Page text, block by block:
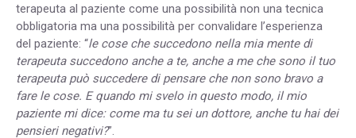
terapeuta al paziente come una possibilità non una tecnica
obbligatoria ma una possibilità per convalidare l’esperienza
del paziente: “le cose che succedono nella mia mente di
terapeuta succedono anche a te, anche a me che sono il tuo
terapeuta può succedere di pensare che non sono bravo a
fare le cose. E quando mi svelo in questo modo, il mio
paziente mi dice: come ma tu sei un dottore, anche tu hai dei
pensieri negativi?”.